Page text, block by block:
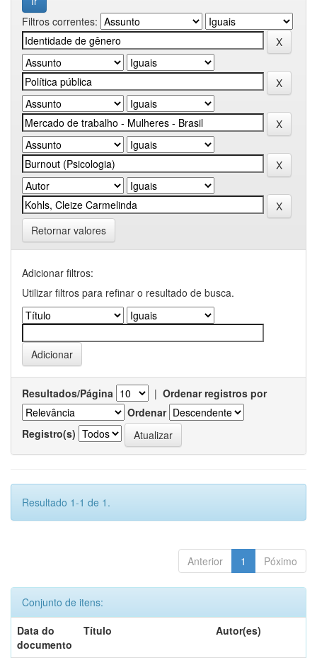
Filtros correntes:
Retornar valores
Adicionar filtros:
Utilizar filtros para refinar o resultado de busca.
Resultados/Página | Ordenar registros por
Ordenar
Registro(s)
Resultado 1-1 de 1.
Anterior 1 Póximo
Conjunto de itens:
Data do
documento
Título Autor(es)